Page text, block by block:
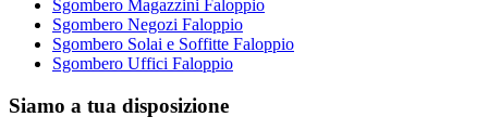
Sgombero Magazzini Faloppio
Sgombero Negozi Faloppio
Sgombero Solai e Soffitte Faloppio
Sgombero Uffici Faloppio
Siamo a tua disposizione